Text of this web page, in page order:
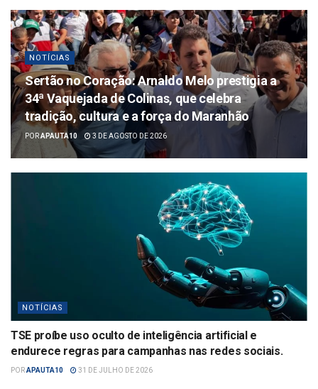
NOTÍCIAS
Sertão no Coração: Arnaldo Melo prestigia a
34ª Vaquejada de Colinas, que celebra
tradição, cultura e a força do Maranhão
PORAPAUTA10 3 DE AGOSTO DE 2026
NOTÍCIAS
TSE proíbe uso oculto de inteligência artificial e
endurece regras para campanhas nas redes sociais.
PORAPAUTA10 31 DE JULHO DE 2026